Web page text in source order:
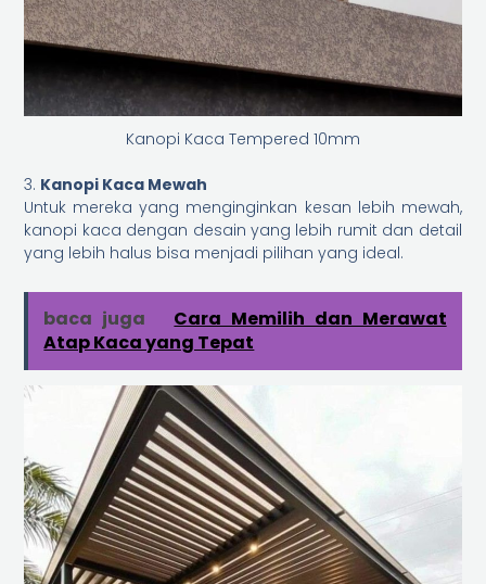
Kanopi Kaca Tempered 10mm
3. Kanopi Kaca Mewah
Untuk mereka yang menginginkan kesan lebih mewah,
kanopi kaca dengan desain yang lebih rumit dan detail
yang lebih halus bisa menjadi pilihan yang ideal.
baca juga
Cara Memilih dan Merawat
Atap Kaca yang Tepat